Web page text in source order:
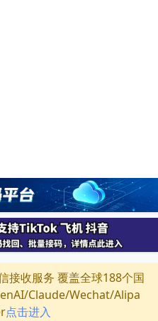
接收服务 覆盖全球188个国
Claude/Wechat/Alipa
点击进入